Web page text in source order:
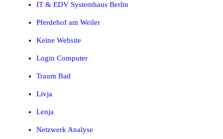
IT & EDV Systemhaus Berlin
Pferdehof am Weiler
Keine Website
Login Computer
Traum Bad
Livja
Lenja
Netzwerk Analyse